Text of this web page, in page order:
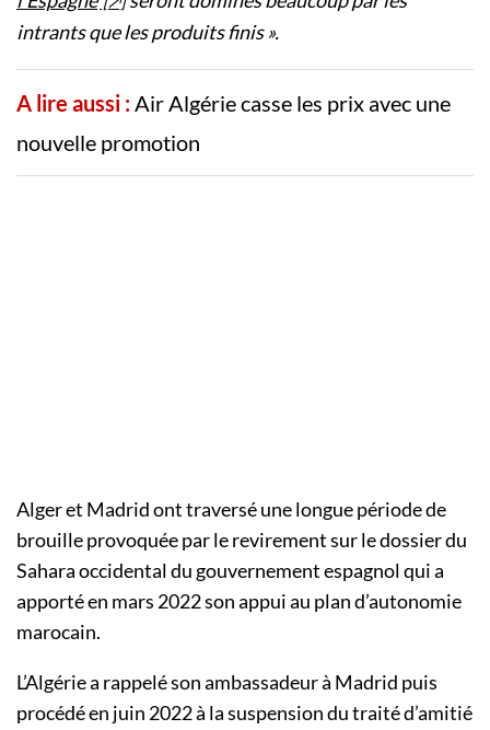
intrants que les produits finis ».
A lire aussi :Air Algérie casse les prix avec une
nouvelle promotion
Alger et Madrid ont traversé une longue période de
brouille provoquée par le revirement sur le dossier du
Sahara occidental du gouvernement espagnol qui a
apporté en mars 2022 son appui au plan d’autonomie
marocain.
L’Algérie a rappelé son ambassadeur à Madrid puis
procédé en juin 2022 à la suspension du traité d’amitié